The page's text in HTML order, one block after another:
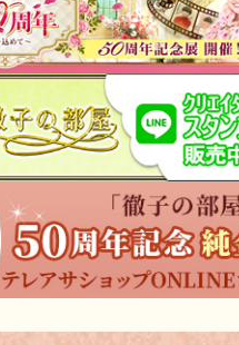
1日
子の部屋50周年 超豪華！
後5時から放送！
13日
水）放送予定でした『坂
5日
部屋50年目深掘りSP 第４
14日